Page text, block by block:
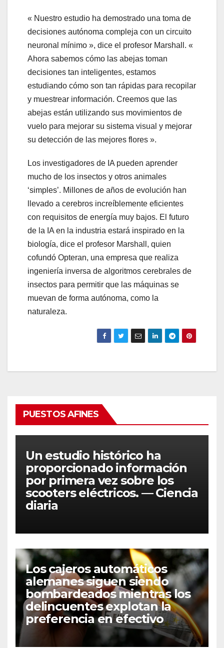
« Nuestro estudio ha demostrado una toma de
decisiones autónoma compleja con un circuito
neuronal mínimo », dice el profesor Marshall. «
Ahora sabemos cómo las abejas toman
decisiones tan inteligentes, estamos
estudiando cómo son tan rápidas para recopilar
y muestrear información. Creemos que las
abejas están utilizando sus movimientos de
vuelo para mejorar su sistema visual y mejorar
su detección de las mejores flores ».
Los investigadores de IA pueden aprender
mucho de los insectos y otros animales
‘simples’. Millones de años de evolución han
llevado a cerebros increíblemente eficientes
con requisitos de energía muy bajos. El futuro
de la IA en la industria estará inspirado en la
biología, dice el profesor Marshall, quien
cofundó Opteran, una empresa que realiza
ingeniería inversa de algoritmos cerebrales de
insectos para permitir que las máquinas se
muevan de forma autónoma, como la
naturaleza.
PUESTOS AFINES
Un estudio histórico ha
proporcionado información
por primera vez sobre los
scooters eléctricos. — Ciencia
diaria
Los cajeros automáticos
alemanes siguen siendo
bombardeados mientras los
delincuentes explotan la
preferencia en efectivo